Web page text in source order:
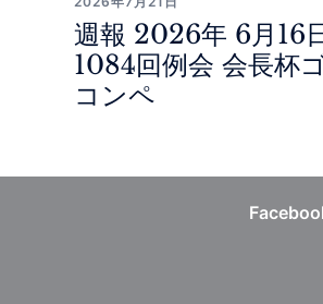
週報 2026年 6月16
1084回例会 会長杯
コンペ